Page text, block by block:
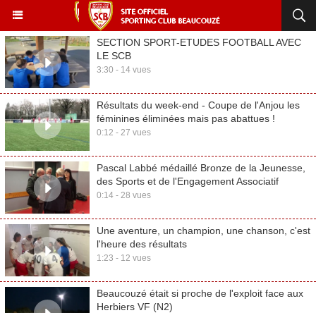
SECTION SPORT-ETUDES FOOTBALL AVEC
LE SCB
3:30 - 14 vues
Résultats du week-end - Coupe de l'Anjou les
féminines éliminées mais pas abattues !
0:12 - 27 vues
Pascal Labbé médaillé Bronze de la Jeunesse,
des Sports et de l'Engagement Associatif
0:14 - 28 vues
Une aventure, un champion, une chanson, c'est
l'heure des résultats
1:23 - 12 vues
Beaucouzé était si proche de l'exploit face aux
Herbiers VF (N2)